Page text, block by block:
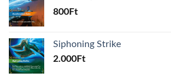
800Ft
Siphoning Strike
2.000Ft